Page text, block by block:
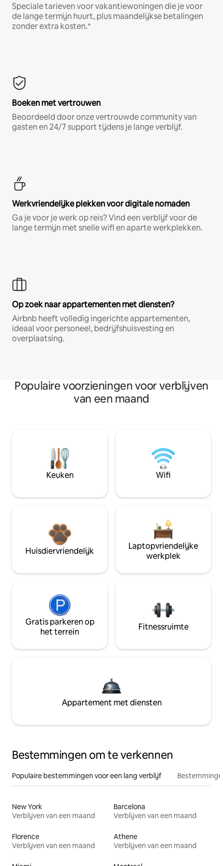
Speciale tarieven voor vakantiewoningen die je voor
de lange termijn huurt, plus maandelijkse betalingen
zonder extra kosten.*
Boeken met vertrouwen
Beoordeeld door onze vertrouwde community van
gasten en 24/7 support tijdens je lange verblijf.
Werkvriendelijke plekken voor digitale nomaden
Ga je voor je werk op reis? Vind een verblijf voor de
lange termijn met snelle wifi en aparte werkplekken.
Op zoek naar appartementen met diensten?
Airbnb heeft volledig ingerichte appartementen,
ideaal voor personeel, bedrijfshuisvesting en
overplaatsing.
Populaire voorzieningen voor verblijven
van een maand
Keuken Wifi
Huisdiervriendelijk
Laptopvriendelijke
werkplek
Gratis parkeren op
het terrein
Fitnessruimte
Appartement met diensten
Bestemmingen om te verkennen
Populaire bestemmingen voor een lang verblijf
New York
Verblijven van een maand
Barcelona
Verblijven van een maand
Florence
Verblijven van een maand
Athene
Verblijven van een maand